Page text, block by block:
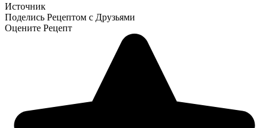
Источник
Поделись Рецептом с Друзьями
Оцените Рецепт